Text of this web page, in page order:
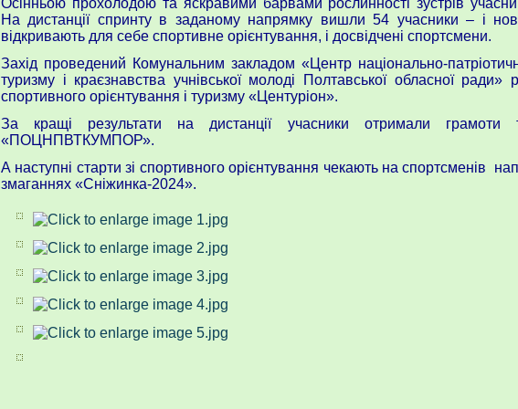
Осінньою прохолодою та яскравими барвами рослинності зустрів
На дистанції спринту в заданому напрямку вишли 54 учасники – і
відкривають для себе спортивне орієнтування, і досвідчені спортсмени.
Захід проведений Комунальним закладом «Центр національно-
туризму і краєзнавства учнівської молоді Полтавської обласної ради»
спортивного орієнтування і туризму «Центуріон».
За кращі результати на дистанції учасники отримали
«ПОЦНПВТКУМПОР».
А наступні старти зі спортивного орієнтування чекають на спортсменів
змаганнях «Сніжинка-2024».